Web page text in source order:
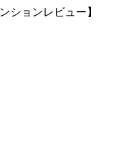
ションレビュー】